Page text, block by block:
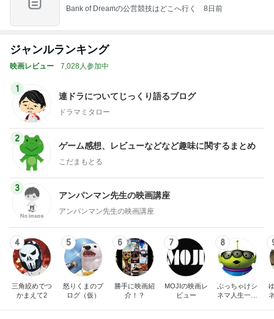
Bank of Dreamの公営競技はどこへ行く 8日前
ジャンルランキング
映画レビュー 7,028人参加中
1
連ドラについてじっくり語るブログ
ドラマミタロー
2
ゲーム感想、レビューなどなど趣味に関するまとめ
こだまもとる
3
アンパンマン先生の映画講座
アンパンマン先生の映画講座
4
三角絞めでつ
かまえて2
5
怒りくまのブ
ログ（仮）
6
勝手に映画紹
介！？
7
MOJIの映画レ
ビュー
8
ぶっちゃけシ
ネマ人生一直